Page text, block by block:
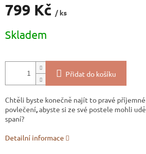
799 Kč / ks
cena:
Skladem
Přidat do košíku
Chtěli byste konečně najít to pravé
povlečení,abyste si ze své postele mohli
spaní?
Detailní informace